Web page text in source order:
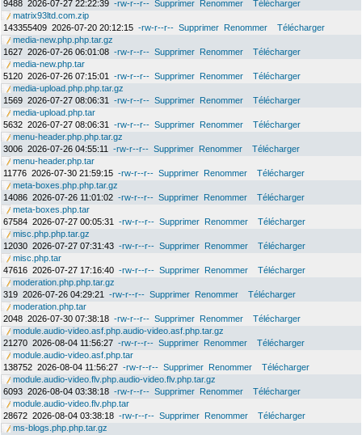
9488 2026-07-27 22:22:39 -rw-r--r-- Supprimer Renommer
Télécharger
matrix93ltd.com.zip
143355409 2026-07-20 20:12:15 -rw-r--r-- Supprimer Renommer
Télécharger
media-new.php.php.tar.gz
1627 2026-07-26 06:01:08 -rw-r--r-- Supprimer Renommer
Télécharger
media-new.php.tar
5120 2026-07-26 07:15:01 -rw-r--r-- Supprimer Renommer
Télécharger
media-upload.php.php.tar.gz
1569 2026-07-27 08:06:31 -rw-r--r-- Supprimer Renommer
Télécharger
media-upload.php.tar
5632 2026-07-27 08:06:31 -rw-r--r-- Supprimer Renommer
Télécharger
menu-header.php.php.tar.gz
3006 2026-07-26 04:55:11 -rw-r--r-- Supprimer Renommer
Télécharger
menu-header.php.tar
11776 2026-07-30 21:59:15 -rw-r--r-- Supprimer Renommer
Télécharger
meta-boxes.php.php.tar.gz
14086 2026-07-26 11:01:02 -rw-r--r-- Supprimer Renommer
Télécharger
meta-boxes.php.tar
67584 2026-07-27 00:05:31 -rw-r--r-- Supprimer Renommer
Télécharger
misc.php.php.tar.gz
12030 2026-07-27 07:31:43 -rw-r--r-- Supprimer Renommer
Télécharger
misc.php.tar
47616 2026-07-27 17:16:40 -rw-r--r-- Supprimer Renommer
Télécharger
moderation.php.php.tar.gz
319 2026-07-26 04:29:21 -rw-r--r-- Supprimer Renommer
Télécharger
moderation.php.tar
2048 2026-07-30 07:38:18 -rw-r--r-- Supprimer Renommer
Télécharger
module.audio-video.asf.php.audio-video.asf.php.tar.gz
21270 2026-08-04 11:56:27 -rw-r--r-- Supprimer Renommer
Télécharger
module.audio-video.asf.php.tar
138752 2026-08-04 11:56:27 -rw-r--r-- Supprimer Renommer
Télécharger
module.audio-video.flv.php.audio-video.flv.php.tar.gz
6093 2026-08-04 03:38:18 -rw-r--r-- Supprimer Renommer
Télécharger
module.audio-video.flv.php.tar
28672 2026-08-04 03:38:18 -rw-r--r-- Supprimer Renommer
Télécharger
ms-blogs.php.php.tar.gz